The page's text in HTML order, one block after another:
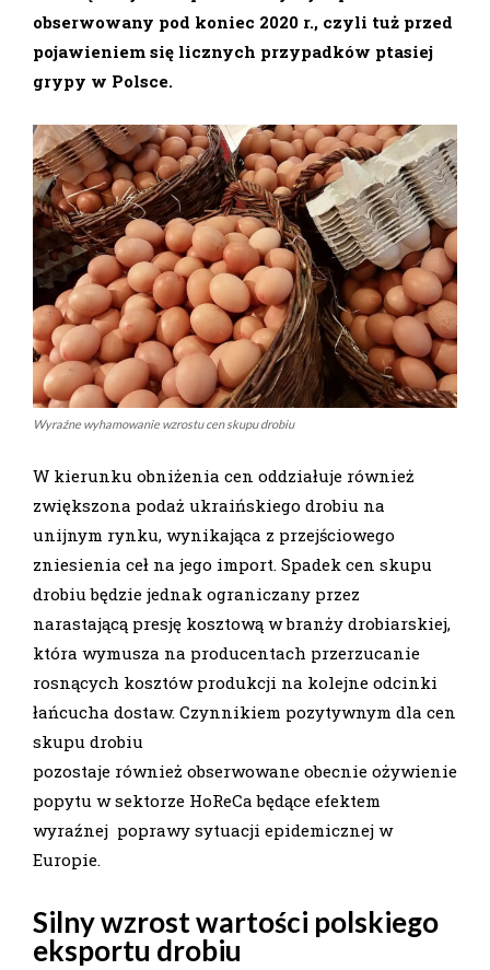
obserwowany pod koniec 2020 r., czyli tuż przed
pojawieniem się licznych przypadków ptasiej
grypy w Polsce.
Wyraźne wyhamowanie wzrostu cen skupu drobiu
W kierunku obniżenia cen oddziałuje również
zwiększona podaż ukraińskiego drobiu na
unijnym rynku, wynikająca z przejściowego
zniesienia ceł na jego import. Spadek cen skupu
drobiu będzie jednak ograniczany przez
narastającą presję kosztową w branży drobiarskiej,
która wymusza na producentach przerzucanie
rosnących kosztów produkcji na kolejne odcinki
łańcucha dostaw. Czynnikiem pozytywnym dla cen
skupu drobiu
pozostaje również obserwowane obecnie ożywienie
popytu w sektorze HoReCa będące efektem
wyraźnej poprawy sytuacji epidemicznej w
Europie.
Silny wzrost wartości polskiego
eksportu drobiu